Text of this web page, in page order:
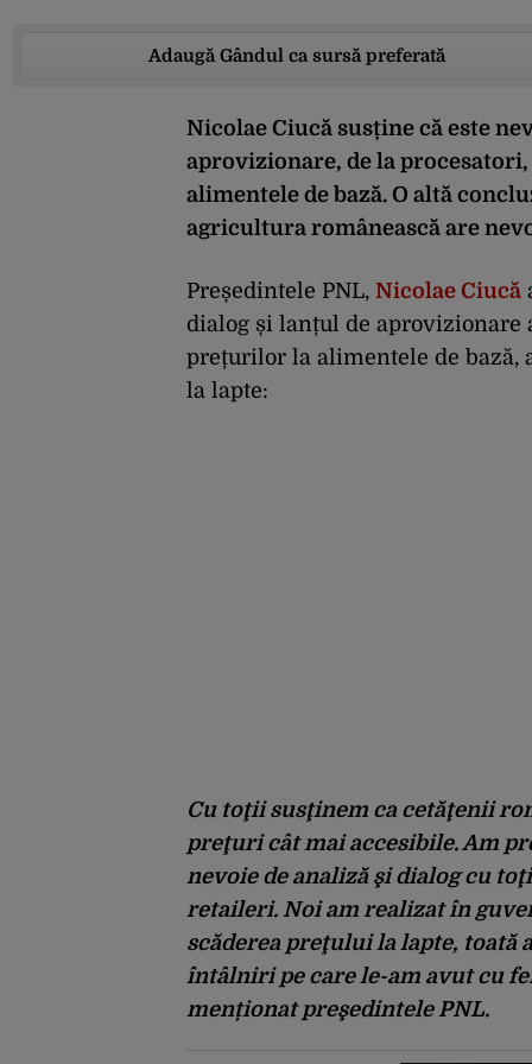
Adaugă Gândul ca sursă preferată
Nicolae Ciucă susține că este
aprovizionare, de la
alimentele de bază. O altă
agricultura românească are
Președintele PNL, Nicolae Ciucă
dialog și lanțul de aprovizionare
prețurilor la alimentele de bază,
la lapte:
Cu toţii susţinem ca cetăţenii
preţuri cât mai accesibile. Am
nevoie de analiză şi dialog cu
retaileri. Noi am realizat în
scăderea preţului la lapte, toată
întâlniri pe care le-am avut cu
menționat preşedintele PNL.